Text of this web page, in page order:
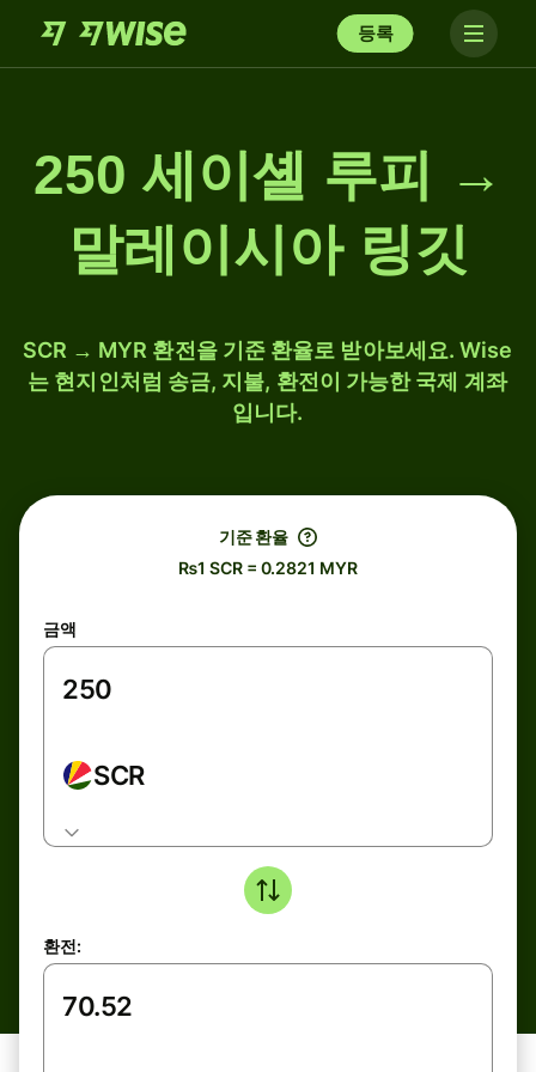
등록
250 세이셸 루피 →
말레이시아 링깃
SCR → MYR 환전을 기준 환율로 받아보세요. Wise
는 현지인처럼 송금, 지불, 환전이 가능한 국제 계좌
입니다.
기준 환율
₨1 SCR = 0.2821 MYR
금액
SCR
환전: